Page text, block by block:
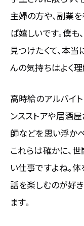
主婦の方や、副業
ば嬉しいです。僕
見つけたくて、本
んの気持ちはよく理
高時給のアルバイ
ンスストアや居酒屋
師などを思い浮か
これらは確かに、
い仕事ですよね。
話を楽しむのが好
ます。